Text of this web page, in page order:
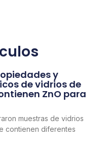
y
de vidrios de
ZnO para
muestras de vidrios
contienen diferentes